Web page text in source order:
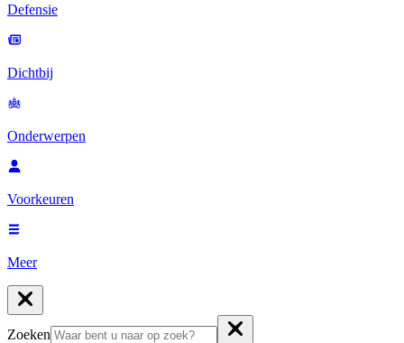
Defensie
Dichtbij
Onderwerpen
Voorkeuren
Meer
Zoeken